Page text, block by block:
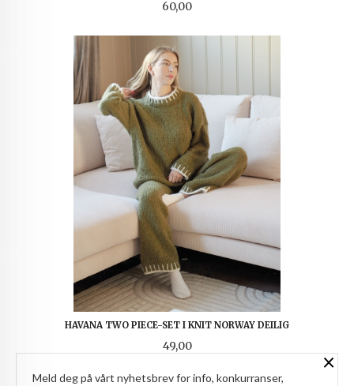
Pris
60,00
HAVANA TWO PIECE-SET I KNIT NORWAY DEILIG
Pris
49,00
×
Meld deg på vårt nyhetsbrev for info, konkurranser,